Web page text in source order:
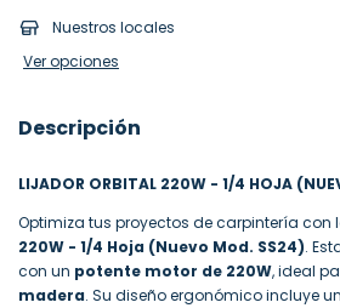
Nuestros locales
Ver opciones
Descripción
LIJADOR ORBITAL 220W - 1/4 HOJA
Optimiza tus proyectos de carpintería con
220W - 1/4 Hoja (Nuevo Mod. SS24).
con un potente motor de 220W, ideal
madera. Su diseño ergonómico incluye